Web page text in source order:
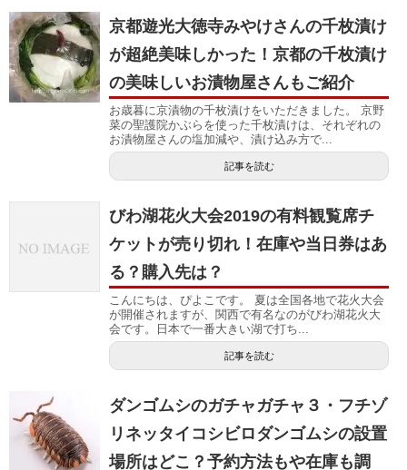
京都遊光大徳寺みやけさんの千枚漬け
が超絶美味しかった！京都の千枚漬け
の美味しいお漬物屋さんもご紹介
お歳暮に京漬物の千枚漬けをいただきました。 京野
菜の聖護院かぶらを使った千枚漬けは、それぞれの
お漬物屋さんの塩加減や、漬け込み方で...
記事を読む
びわ湖花火大会2019の有料観覧席チ
ケットが売り切れ！在庫や当日券はあ
る？購入先は？
こんにちは、ぴよこです。 夏は全国各地で花火大会
が開催されますが、関西で有名なのがびわ湖花火大
会です。日本で一番大きい湖で打ち...
記事を読む
ダンゴムシのガチャガチャ３・フチゾ
リネッタイコシビロダンゴムシの設置
場所はどこ？予約方法もや在庫も調